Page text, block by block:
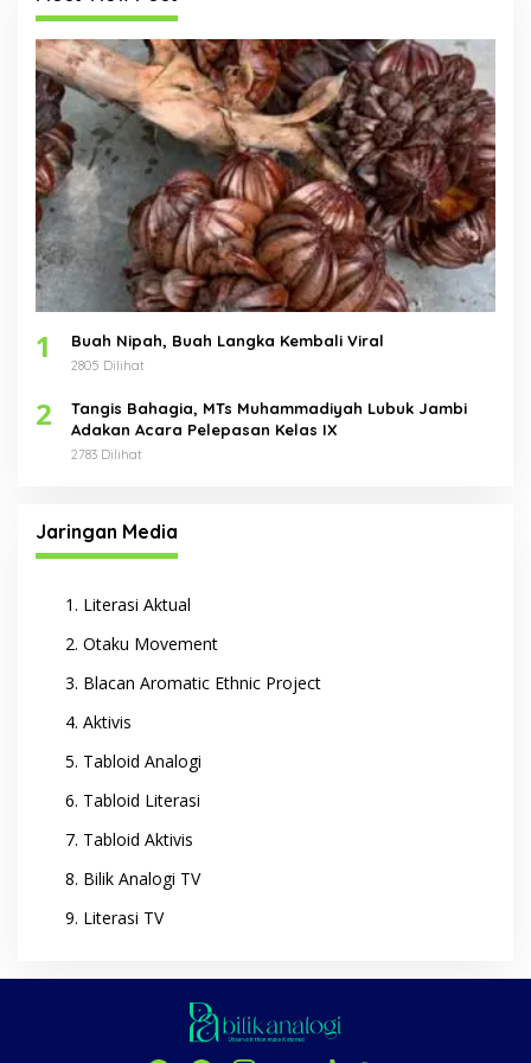
1 Buah Nipah, Buah Langka Kembali Viral
2805 Dilihat
2
Tangis Bahagia, MTs Muhammadiyah Lubuk Jambi
Adakan Acara Pelepasan Kelas IX
2783 Dilihat
Jaringan Media
Literasi Aktual
Otaku Movement
Blacan Aromatic Ethnic Project
Aktivis
Tabloid Analogi
Tabloid Literasi
Tabloid Aktivis
Bilik Analogi TV
Literasi TV